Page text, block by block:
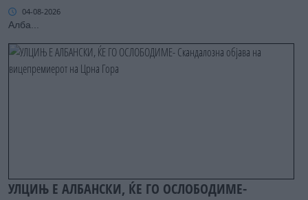
04-08-2026
Алба...
УЛЦИЊ Е АЛБАНСКИ, ЌЕ ГО ОСЛОБОДИМЕ-